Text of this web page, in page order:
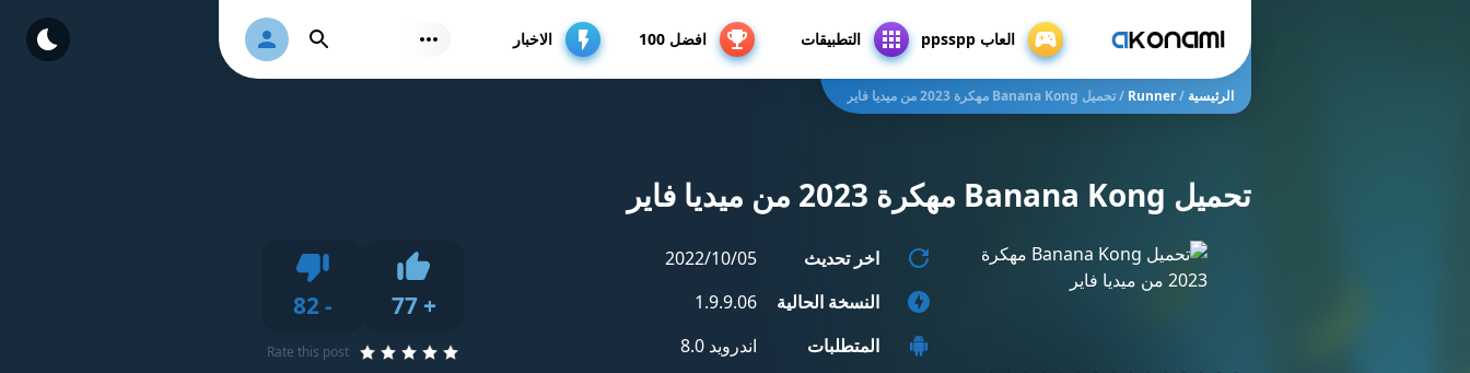
العاب ppsspp التطبيقات افضل 100 الاخبار Authorization Find
الرئيسية /
Runner
/تحميل Banana Kong‏ مهكرة 2023 من ميديا فاير
تحميل Banana Kong‏ مهكرة 2023 من ميديا فاير
اخر تحديث
05‏/10‏/2022
النسخة الحالية
1.9.9.06
المتطلبات
اندرويد 8.0
+
77
Like
-
82
Dislike
Rate this post